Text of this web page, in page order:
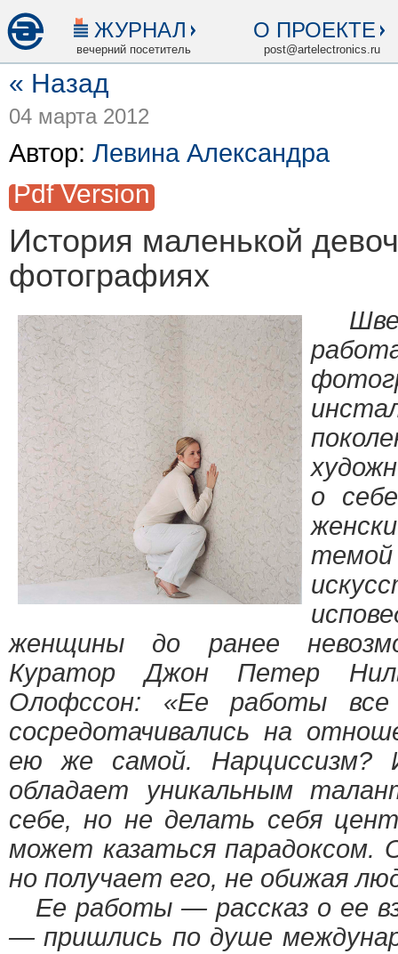
ЖУРНАЛ
вечерний посетитель
О ПРОЕКТЕ
post@artelectronics.ru
« Назад
04 марта 2012
Автор: Левина Александра
Pdf Version
История маленькой
фотографиях
о
женщины до ранее
Куратор Джон Петер
Олофссон: «Ее работы
сосредотачивались на
ею же самой.
обладает уникальным
себе, но не делать себя
может казаться парадоксом.
но получает его, не обижая
Ее работы — рассказ о ее
— пришлись по душе